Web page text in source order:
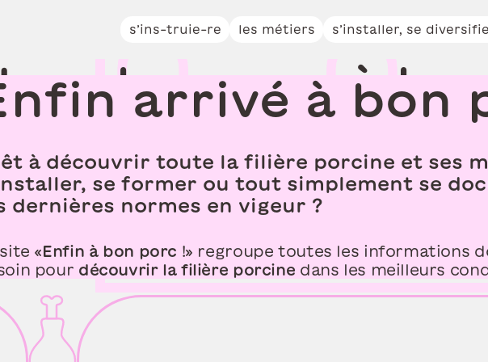
s’ins-truie-re les métiers s’installer, se
rez tou te une
embarq ue z à bo
arrivé à bon
à découvrir toute la filière porcine et ses
se former ou tout simplement se
dernières normes en vigeur ?
«Enfin à bon porc !» regroupe toutes les informations
pour découvrir la filière porcine dans les meilleurs